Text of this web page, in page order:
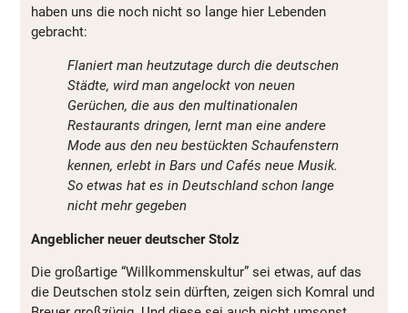
haben uns die noch nicht so lange hier Lebenden
gebracht:
Flaniert man heutzutage durch die deutschen
Städte, wird man angelockt von neuen
Gerüchen, die aus den multinationalen
Restaurants dringen, lernt man eine andere
Mode aus den neu bestückten Schaufenstern
kennen, erlebt in Bars und Cafés neue Musik.
So etwas hat es in Deutschland schon lange
nicht mehr gegeben
Angeblicher neuer deutscher Stolz
Die großartige “Willkommenskultur” sei etwas, auf das
die Deutschen stolz sein dürften, zeigen sich Komral und